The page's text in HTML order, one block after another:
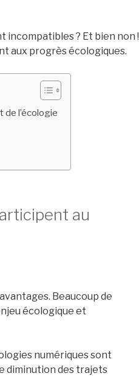
incompatibles ? Et bien non !
aux progrès écologiques.
l’écologie
au
Beaucoup de
écologique et
numériques sont
diminution des trajets